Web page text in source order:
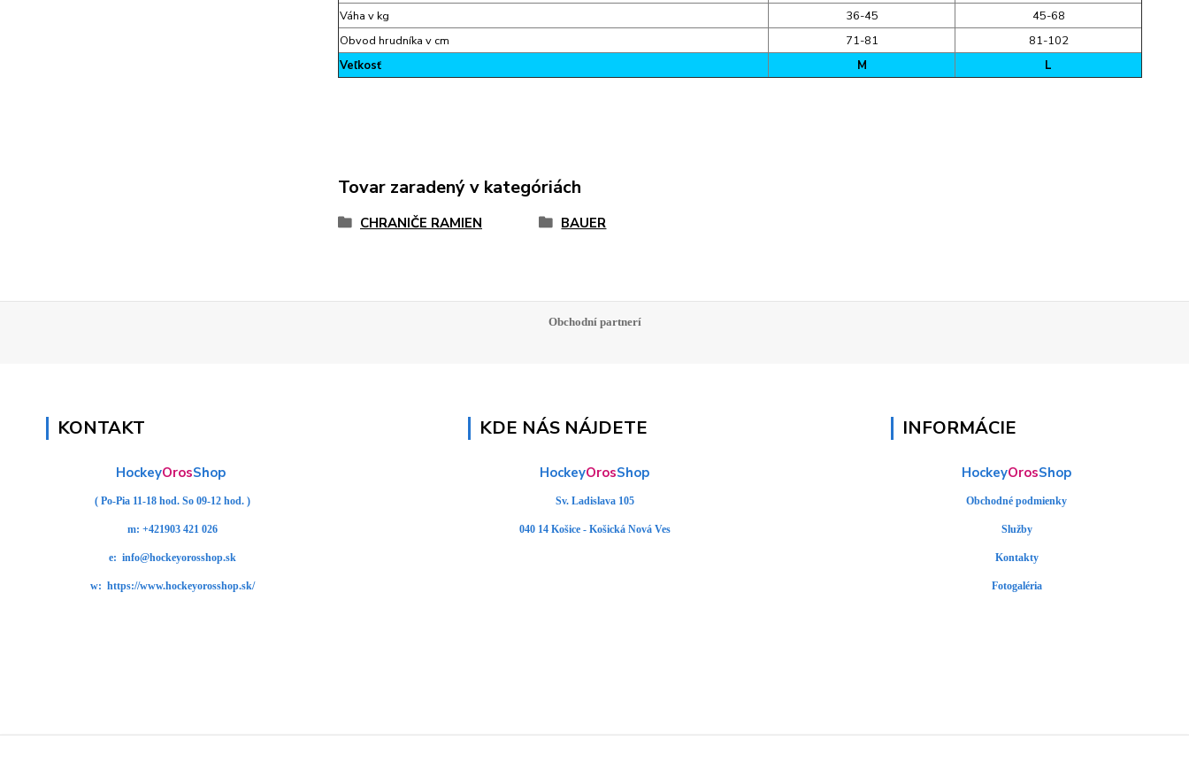
Váha v kg
36-45
45-68
Obvod hrudníka v cm
71-81
81-102
Veľkosť
M L
Tovar zaradený v kategóriách
CHRANIČE RAMIEN BAUER
Obchodní partnerí
KONTAKT
HockeyOrosShop
( Po-Pia 11-18 hod. So 09-12 hod. )
m: +421903 421 026
e: info@hockeyorosshop.sk
w: https://www.hockeyorosshop.sk/
KDE NÁS NÁJDETE
HockeyOrosShop
Sv. Ladislava 105
040 14 Košice - Košická Nová Ves
INFORMÁCIE
HockeyOrosShop
Obchodné podmienky
Služby
Kontakty
Fotogaléria